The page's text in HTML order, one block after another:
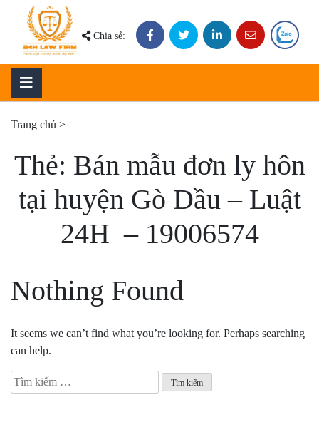
content
Chia sẻ:
Trang chủ >
Thẻ: Bán mẫu đơn ly hôn
tại huyện Gò Dầu – Luật
24H – 19006574
Nothing Found
It seems we can’t find what you’re looking for. Perhaps searching
can help.
Tìm
kiếm